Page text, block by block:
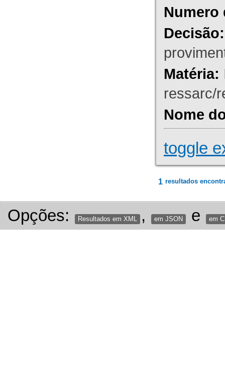
Numero
Decisão:
Matéria:
ressarc/
Nome
toggle
1 resultados
Opções: Resultados em XML , em JSON e em